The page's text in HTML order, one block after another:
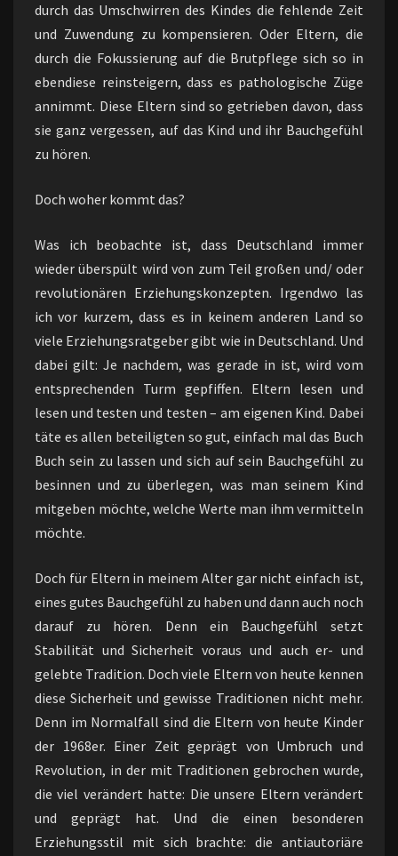
durch das Umschwirren des Kindes die fehlende Zeit
und Zuwendung zu kompensieren. Oder Eltern, die
durch die Fokussierung auf die Brutpflege sich so in
ebendiese reinsteigern, dass es pathologische Züge
annimmt. Diese Eltern sind so getrieben davon, dass
sie ganz vergessen, auf das Kind und ihr Bauchgefühl
zu hören.
Doch woher kommt das?
Was ich beobachte ist, dass Deutschland immer
wieder überspült wird von zum Teil großen und/ oder
revolutionären Erziehungskonzepten. Irgendwo las
ich vor kurzem, dass es in keinem anderen Land so
viele Erziehungsratgeber gibt wie in Deutschland. Und
dabei gilt: Je nachdem, was gerade in ist, wird vom
entsprechenden Turm gepfiffen. Eltern lesen und
lesen und testen und testen – am eigenen Kind. Dabei
täte es allen beteiligten so gut, einfach mal das Buch
Buch sein zu lassen und sich auf sein Bauchgefühl zu
besinnen und zu überlegen, was man seinem Kind
mitgeben möchte, welche Werte man ihm vermitteln
möchte.
Doch für Eltern in meinem Alter gar nicht einfach ist,
eines gutes Bauchgefühl zu haben und dann auch noch
darauf zu hören. Denn ein Bauchgefühl setzt
Stabilität und Sicherheit voraus und auch er- und
gelebte Tradition. Doch viele Eltern von heute kennen
diese Sicherheit und gewisse Traditionen nicht mehr.
Denn im Normalfall sind die Eltern von heute Kinder
der 1968er. Einer Zeit geprägt von Umbruch und
Revolution, in der mit Traditionen gebrochen wurde,
die viel verändert hatte: Die unsere Eltern verändert
und geprägt hat. Und die einen besonderen
Erziehungsstil mit sich brachte: die antiautoriäre